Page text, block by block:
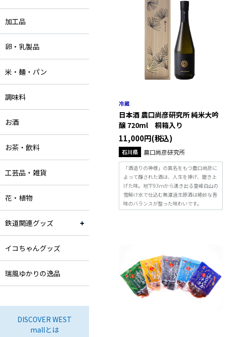
加工品
卵・乳製品
米・麺・パン
調味料
お酒
お茶・飲料
工芸品・雑貨
花・植物
鉄道関連グッズ
イコちゃんグッズ
瑞風ゆかりの逸品
DISCOVER WEST
mallとは
日本酒 農口尚彦研究所 純米大吟
醸 720ml 桐箱入り
11,000円(税込)
石川県 農口尚彦研究所
「酒造りの神様」の異名をもつ農口尚彦に
よって醸された酒は、人生を捧げ、磨き上
げた味。地下93ｍから湧き出る霊峰白山の
雪解け水で仕込む無濾過生原酒は絶妙な吾
味のバランスが整った味わいです。